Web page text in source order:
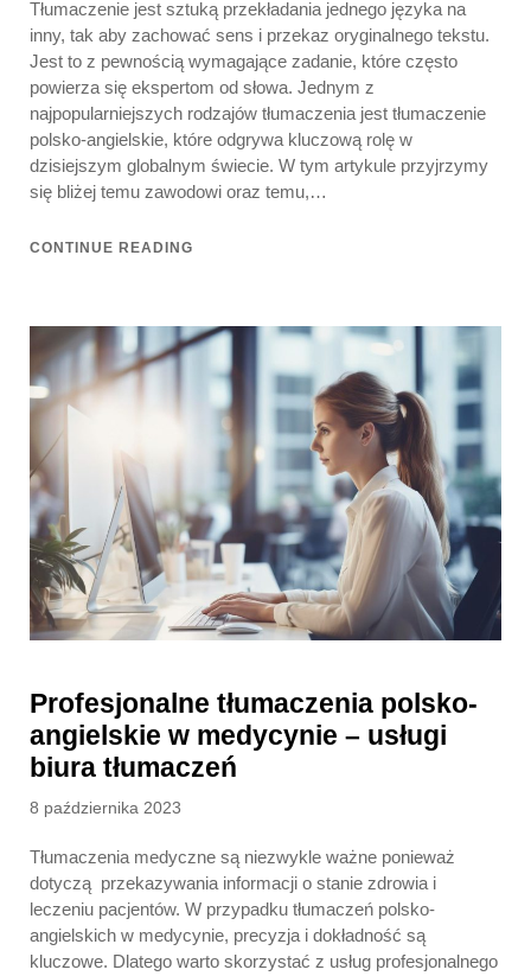
Tłumaczenie jest sztuką przekładania jednego języka na
inny, tak aby zachować sens i przekaz oryginalnego tekstu.
Jest to z pewnością wymagające zadanie, które często
powierza się ekspertom od słowa. Jednym z
najpopularniejszych rodzajów tłumaczenia jest tłumaczenie
polsko-angielskie, które odgrywa kluczową rolę w
dzisiejszym globalnym świecie. W tym artykule przyjrzymy
się bliżej temu zawodowi oraz temu,…
CONTINUE READING
Profesjonalne tłumaczenia polsko-
angielskie w medycynie – usługi
biura tłumaczeń
Posted
8 października 2023
Tłumaczenia medyczne są niezwykle ważne ponieważ
dotyczą przekazywania informacji o stanie zdrowia i
leczeniu pacjentów. W przypadku tłumaczeń polsko-
angielskich w medycynie, precyzja i dokładność są
kluczowe. Dlatego warto skorzystać z usług profesjonalnego